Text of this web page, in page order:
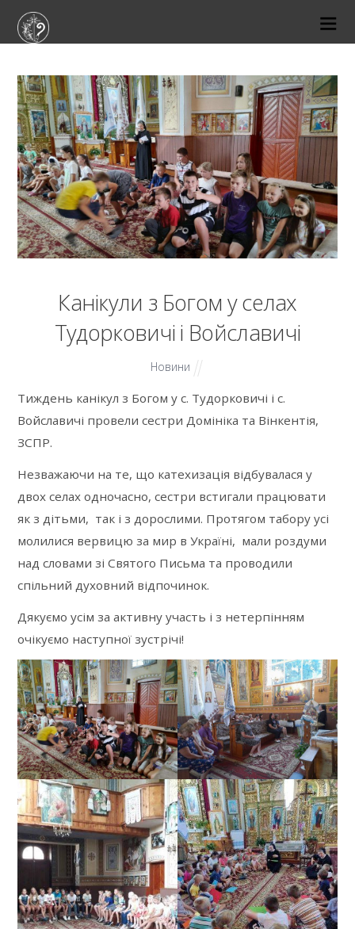
22-08-2023
Канікули з Богом у селах
Тудорковичі і Войславичі
Новини
Тиждень канікул з Богом у с. Тудорковичі і с.
Войславичі провели сестри Домініка та Вінкентія,
ЗСПР.
Незважаючи на те, що катехизація відбувалася у
двох селах одночасно, сестри встигали працювати
як з дітьми, так і з дорослими. Протягом табору усі
молилися вервицю за мир в Україні, мали роздуми
над словами зі Святого Письма та проводили
спільний духовний відпочинок.
Дякуємо усім за активну участь і з нетерпінням
очікуємо наступної зустрічі!